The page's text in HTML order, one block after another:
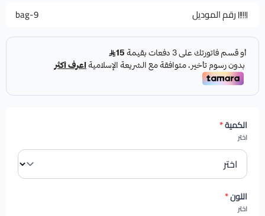
رقم الموديل bag-9
الكمية*
اختر
اللون*
اختر